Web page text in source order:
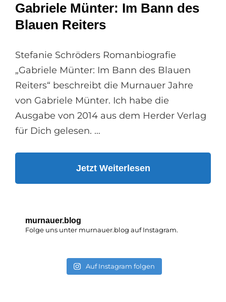
Gabriele Münter: Im Bann des
Blauen Reiters
Stefanie Schröders Romanbiografie
„Gabriele Münter: Im Bann des Blauen
Reiters“ beschreibt die Murnauer Jahre
von Gabriele Münter. Ich habe die
Ausgabe von 2014 aus dem Herder Verlag
für Dich gelesen. …
Jetzt WeiterlesenGabriele
Münter:
Des
Reiters
murnauer.blog
Folge uns unter murnauer.blog auf Instagram.
Auf Instagram folgen